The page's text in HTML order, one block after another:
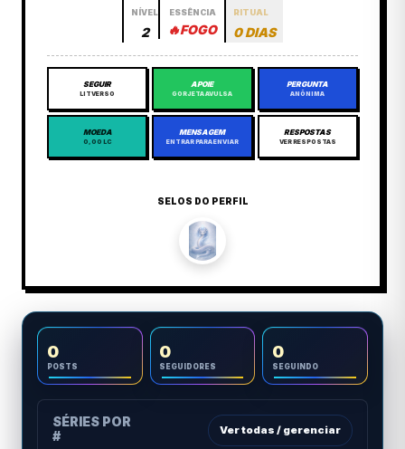
NÍVEL
2
ESSÊNCIA
🔥FOGO
RITUAL
0 DIAS
SEGUIR
LITVERSO
APOIE
GORJETA AVULSA
PERGUNTA
ANÔNIMA
MOEDA
0,00 LC
MENSAGEM
ENTRAR PARA ENVIAR
RESPOSTAS
VER RESPOSTAS
SELOS DO PERFIL
0
POSTS
0
SEGUIDORES
0
SEGUINDO
SÉRIES POR
#
Ver todas / gerenciar